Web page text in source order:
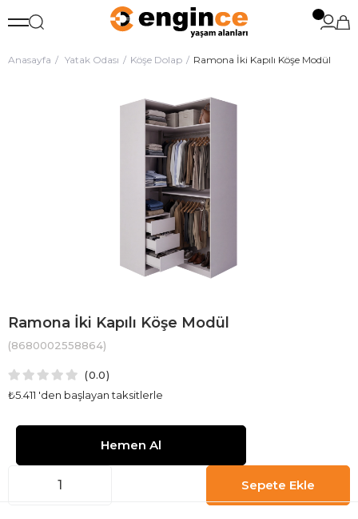
Anasayfa Yatak Odası Köşe Dolap Ramona İki Kapılı Köşe Modül
Ramona İki Kapılı Köşe Modül
(8680002558864)
0.0
₺5.411 'den başlayan taksitlerle